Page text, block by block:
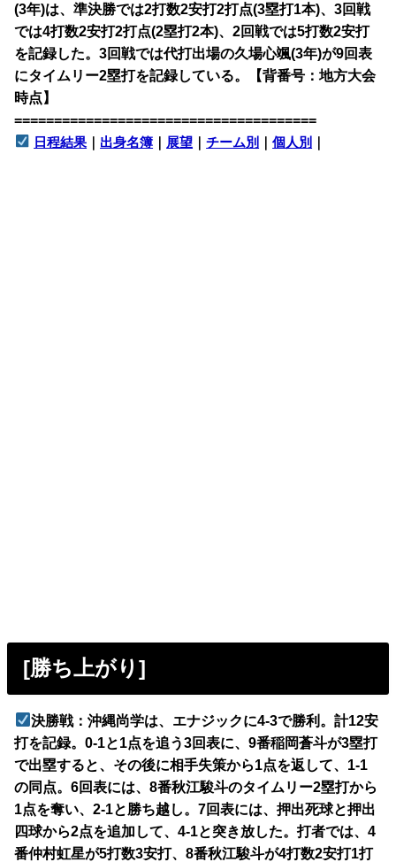
(3年)は、準決勝では2打数2安打2打点(3塁打1本)、3回戦
では4打数2安打2打点(2塁打2本)、2回戦では5打数2安打
を記録した。3回戦では代打出場の久場心颯(3年)が9回表
にタイムリー2塁打を記録している。【背番号：地方大会
時点】
======================================
日程結果 ｜ 出身名簿 ｜ 展望 ｜チーム別 ｜個人別 ｜
[勝ち上がり]
決勝戦：沖縄尚学は、エナジックに4-3で勝利。計12安
打を記録。0-1と1点を追う3回表に、9番稲岡蒼斗が3塁打
で出塁すると、その後に相手失策から1点を返して、1-1
の同点。6回表には、8番秋江駿斗のタイムリー2塁打から
1点を奪い、2-1と勝ち越し。7回表には、押出死球と押出
四球から2点を追加して、4-1と突き放した。打者では、4
番仲村虹星が5打数3安打、8番秋江駿斗が4打数2安打1打